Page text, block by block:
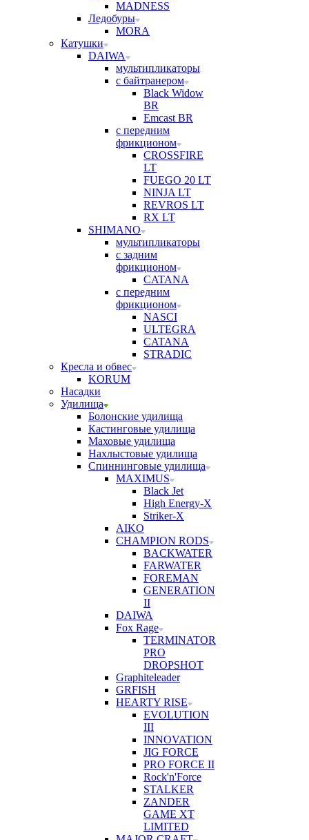
MADNESS
Ледобуры
MORA
Катушки
DAIWA
мультипликаторы
с байтранером
Black Widow
BR
Emcast BR
с передним
фрикционом
CROSSFIRE
LT
FUEGO 20 LT
NINJA LT
REVROS LT
RX LT
SHIMANO
мультипликаторы
с задним
фрикционом
CATANA
с передним
фрикционом
NASCI
ULTEGRA
CATANA
STRADIC
Кресла и обвес
KORUM
Насадки
Удилища
Болонские удилища
Кастинговые удилища
Маховые удилища
Нахлыстовые удилища
Спиннинговые удилища
MAXIMUS
Black Jet
High Energy-X
Striker-X
AIKO
CHAMPION RODS
BACKWATER
FARWATER
FOREMAN
GENERATION
II
DAIWA
Fox Rage
TERMINATOR
PRO
DROPSHOT
Graphiteleader
GRFISH
HEARTY RISE
EVOLUTION
III
INNOVATION
JIG FORCE
PRO FORCE II
Rock'n'Force
STALKER
ZANDER
GAME XT
LIMITED